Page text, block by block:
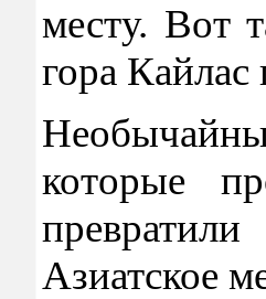
месту. Вот
гора
которые
Азиатское